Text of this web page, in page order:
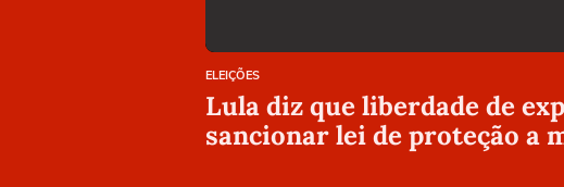
ELEIÇÕES
Lula diz que liberdade de
sancionar lei de proteção a